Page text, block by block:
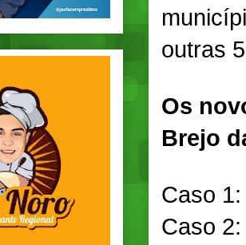
outras
Os
Brejo
Caso
Caso